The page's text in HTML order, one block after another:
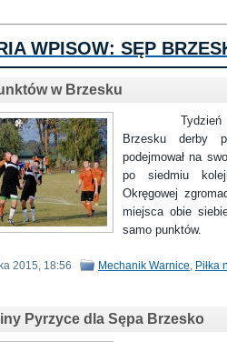
WPISOW: SĘP
w Brzesku
Tydzień po
Brzesku derby
podejmował na
po siedmiu
Okręgowej
miejsca obie
samo punktów.
2015, 18:56 Mechanik Warnice Piłka
Pyrzyce dla Sępa Brzesko